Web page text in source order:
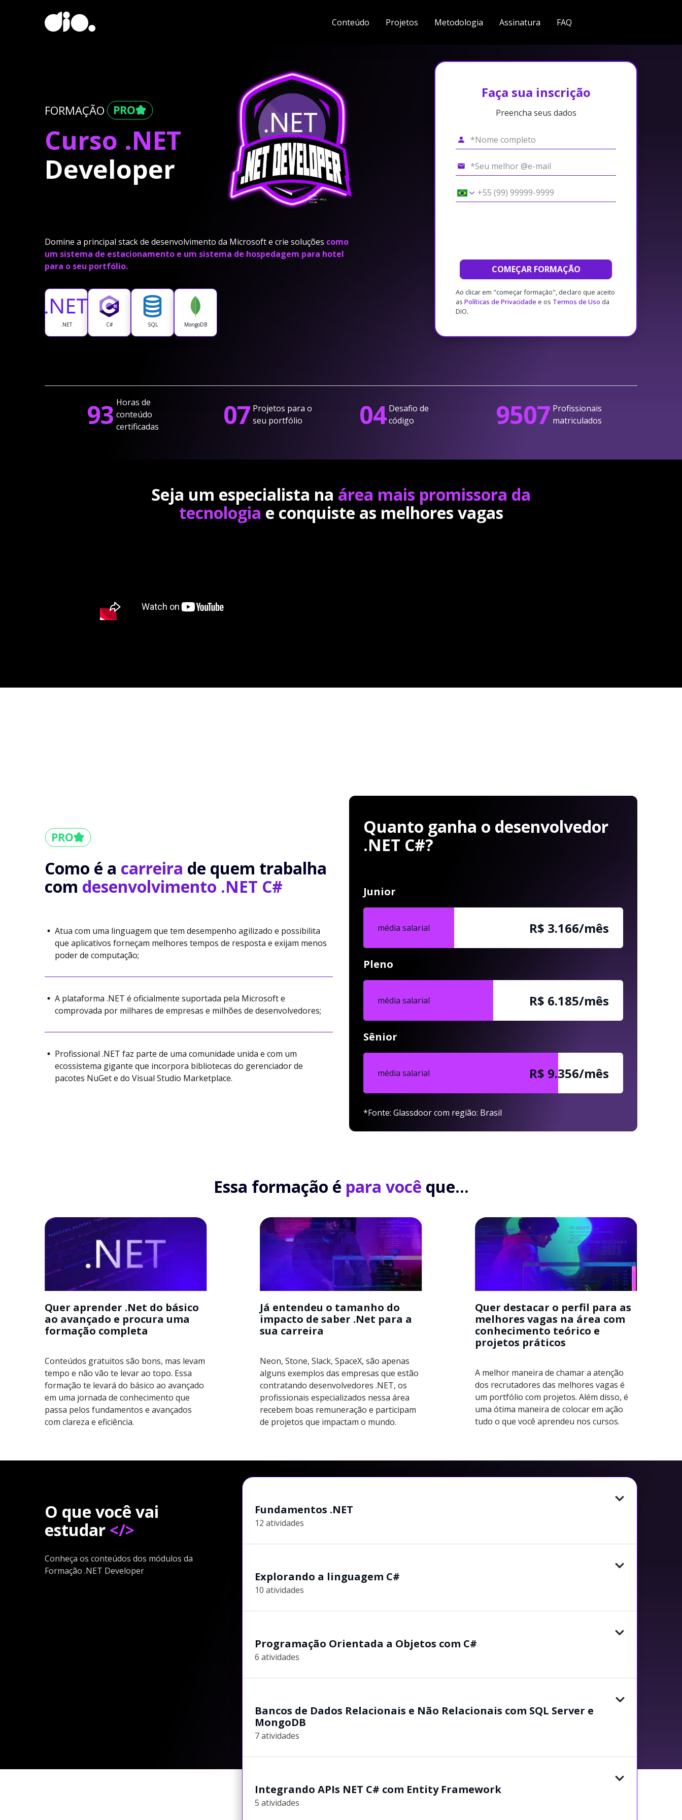
Conteúdo Projetos Metodologia Assinatura FAQ
FORMAÇÃO
Curso .NET
Developer
Domine a principal stack de desenvolvimento da Microsoft e crie soluções como
um sistema de estacionamento e um sistema de hospedagem para hotel
para o seu portfólio.
.NET C# SQL MongoDB
Faça sua inscrição
Preencha seus dados
COMEÇAR FORMAÇÃO
Ao clicar em "começar formação", declaro que aceito
as Políticas de Privacidade e os Termos de Uso da
DIO.
93 Horas de
conteúdo
certificadas
07 Projetos para o
seu portfólio
04 Desafio de
código
9507 Profissionais
matriculados
Seja um especialista na área mais promissora da
tecnologia e conquiste as melhores vagas
Como é a carreira de quem trabalha
com desenvolvimento .NET C#
Atua com uma linguagem que tem desempenho agilizado e possibilita
que aplicativos forneçam melhores tempos de resposta e exijam menos
poder de computação;
A plataforma .NET é oficialmente suportada pela Microsoft e
comprovada por milhares de empresas e milhões de desenvolvedores;
Profissional .NET faz parte de uma comunidade unida e com um
ecossistema gigante que incorpora bibliotecas do gerenciador de
pacotes NuGet e do Visual Studio Marketplace.
Quanto ganha o desenvolvedor
.NET C#?
Junior
média salarial R$ 3.166/mês
Pleno
média salarial R$ 6.185/mês
Sênior
média salarial R$ 9.356/mês
*Fonte: Glassdoor com região: Brasil
Essa formação é para você que...
Quer aprender .Net do básico
ao avançado e procura uma
formação completa
Conteúdos gratuitos são bons, mas levam
tempo e não vão te levar ao topo. Essa
formação te levará do básico ao avançado
em uma jornada de conhecimento que
passa pelos fundamentos e avançados
com clareza e eficiência.
Já entendeu o tamanho do
impacto de saber .Net para a
sua carreira
Neon, Stone, Slack, SpaceX, são apenas
alguns exemplos das empresas que estão
contratando desenvolvedores .NET, os
profissionais especializados nessa área
recebem boas remuneração e participam
de projetos que impactam o mundo.
Quer destacar o perfil para as
melhores vagas na área com
conhecimento teórico e
projetos práticos
A melhor maneira de chamar a atenção
dos recrutadores das melhores vagas é
um portfólio com projetos. Além disso, é
uma ótima maneira de colocar em ação
tudo o que você aprendeu nos cursos.
O que você vai
estudar </>
Conheça os conteúdos dos módulos da
Formação .NET Developer
Fundamentos .NET
12 atividades
Explorando a linguagem C#
10 atividades
Programação Orientada a Objetos com C#
6 atividades
Bancos de Dados Relacionais e Não Relacionais com SQL Server e
MongoDB
7 atividades
Integrando APIs NET C# com Entity Framework
5 atividades